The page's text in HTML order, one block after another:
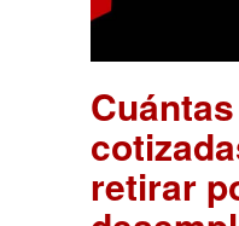
retirar